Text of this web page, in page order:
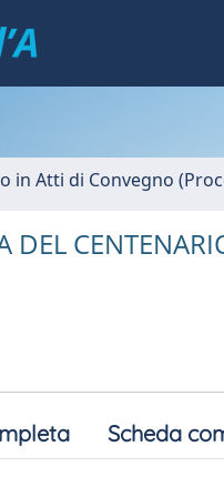
in Atti di Convegno
DEL
Scheda